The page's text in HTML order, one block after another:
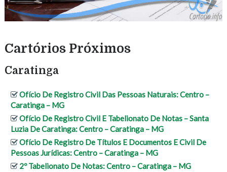
Cartórios Próximos
Caratinga
Ofício De Registro Civil Das Pessoas Naturais: Centro –
Caratinga – MG
Ofício De Registro Civil E Tabelionato De Notas – Santa
Luzia De Caratinga: Centro – Caratinga – MG
Ofício De Registro De Títulos E Documentos E Civil De
Pessoas Jurídicas: Centro – Caratinga – MG
2º Tabelionato De Notas: Centro – Caratinga – MG